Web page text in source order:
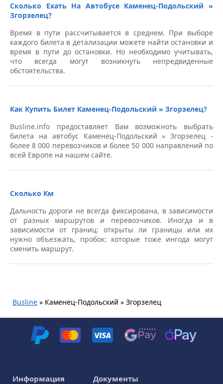
Сколько Ехать На Автобусе Каменец-Подольский »
Згорзелец?
Время в пути рассчитывается в среднем. При выборе
каждого билета в детализации можете найти остановки и
время в пути до остановки. Но необходимо учитывать,
что всегда могут возникнуть непредвиденные
обстоятельства.
Как Купить Билет Каменец-Подольский » Згорзелец?
Busline.info предоставляет Вам возможноть выбрать
билета на автобус Каменец-Подольский » Згорзелец -
более 8 000 перевозчиков и более 50 000 направлений по
всей Европе на нашем сайте.
Сколько Км
Дальность дороги не всегда фиксирована, в зависимости
от разных маршрутов и перевозчиков. Иногда и в
зависимости от границ: открыты ли границы или их
нужно объезжать, пробок: которые тоже ингода могут
сменить маршрут.
Busline » Каменец-Подольский » Згорзелец
Информация Документы